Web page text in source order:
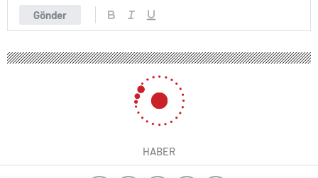
Gönder
HABER